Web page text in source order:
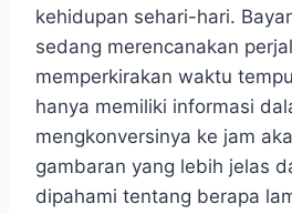
kehidupan sehari-hari.
sedang merencanakan
memperkirakan waktu
hanya memiliki informasi
mengkonversinya ke jam
gambaran yang lebih jelas
dipahami tentang berapa